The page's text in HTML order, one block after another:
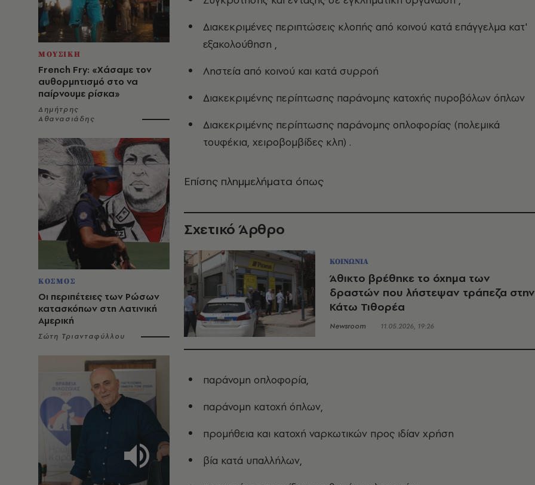
ΜΟΥΣΙΚΗ
French Fry: «Χάσαμε τον
αυθορμητισμό στο να
παίρνουμε ρίσκα»
Δημήτρης
Αθανασιάδης
ΚΟΣΜΟΣ
Οι περιπέτειες των Ρώσων
κατασκόπων στη Λατινική
Αμερική
Σώτη Τριανταφύλλου
Διακεκριμένες περιπτώσεις κλοπής από κοινού κατά επάγγελμα κατ'
εξακολούθηση ,
Ληστεία από κοινού και κατά συρροή
Διακεκριμένης περίπτωσης παράνομης κατοχής πυροβόλων όπλων
Διακεκριμένης περίπτωσης παράνομης οπλοφορίας (πολεμικά
τουφέκια, χειροβομβίδες κλπ) .
Επίσης πλημμελήματα όπως
Σχετικό Άρθρο
ΚΟΙΝΩΝΙΑ
Άθικτο βρέθηκε το όχημα των
δραστών που λήστεψαν τράπεζα στην
Κάτω Τιθορέα
Newsroom 11.05.2026, 19:26
παράνομη οπλοφορία,
παράνομη κατοχή όπλων,
προμήθεια και κατοχή ναρκωτικών προς ιδίαν χρήση
βία κατά υπαλλήλων,